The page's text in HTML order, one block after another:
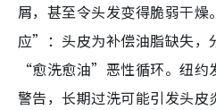
屑，甚至令头发变得脆弱干
应”：头皮为补偿油脂缺失，
“愈洗愈油”恶性循环。纽约
警告，长期过洗可能引发头皮